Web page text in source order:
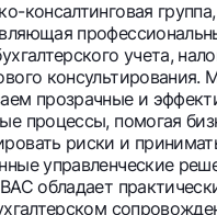
USD
USD
от НБУ
депозит
приложение Milliy
консалтинговая группа,
учета,
консультирования.
прозрачные и
процессы, помогая
риски и
управленческие
обладает